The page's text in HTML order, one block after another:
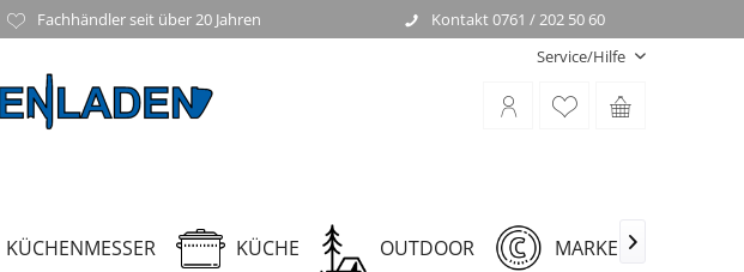
Fachhändler seit über 20 Jahren
Kontakt 0761 / 202 50 60
Service/Hilfe
KÜCHENMESSER KÜCHE OUTDOOR MARKEN